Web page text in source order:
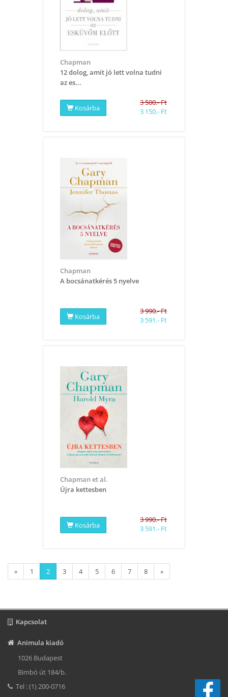
Chapman
12 dolog, amit jó lett volna tudni
az es...
Kosárba
3 500.- Ft
3 150.- Ft
Chapman
A bocsánatkérés 5 nyelve
Kosárba
3 990.- Ft
3 591.- Ft
Chapman et al.
Újra kettesben
Kosárba
3 990.- Ft
3 591.- Ft
« 1 2 3 4 5 6 7 8 »
Kapcsolat
Animula kiadó
1026 Budapest
Bimbó út 184/b.
Tel : (1) 200-0716